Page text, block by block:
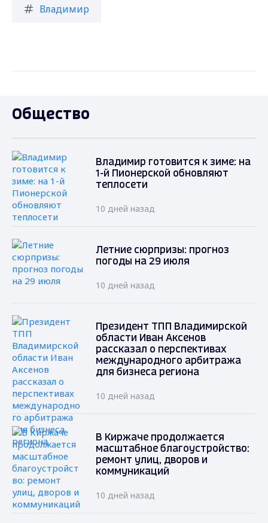
Владимир
Общество
Владимир готовится к зиме: на
1-й Пионерской обновляют
теплосети
10 дней назад
Летние сюрпризы: прогноз
погоды на 29 июля
10 дней назад
Президент ТПП Владимирской
области Иван Аксенов
рассказал о перспективах
международного арбитража
для бизнеса региона
10 дней назад
В Киржаче продолжается
масштабное благоустройство:
ремонт улиц, дворов и
коммуникаций
10 дней назад